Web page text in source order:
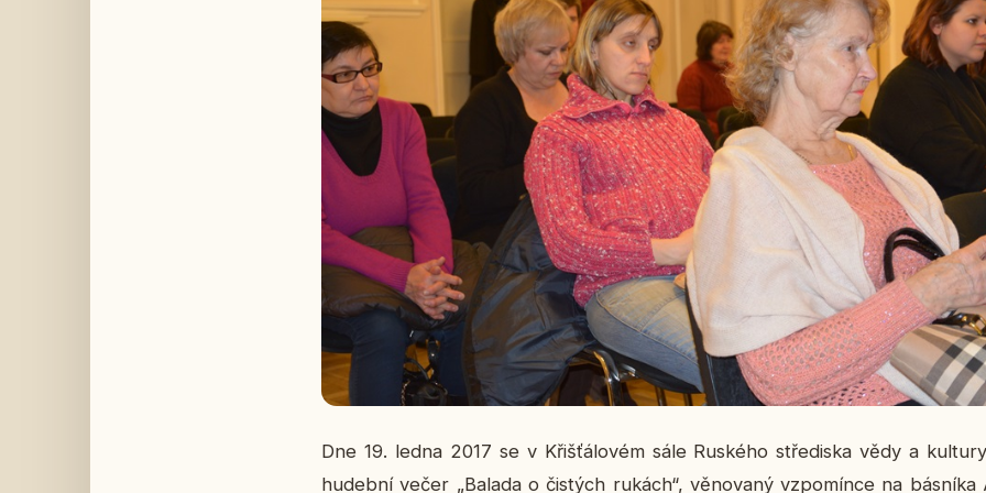
Dne 19. ledna 2017 se v Křiš­ťá­lo­vém sále Rus­ké­ho stře­dis­ka vědy a
hu­deb­ní večer „Balada o čis­tých rukách“, vě­no­va­ný vzpo­mín­ce na bás­ní­ka